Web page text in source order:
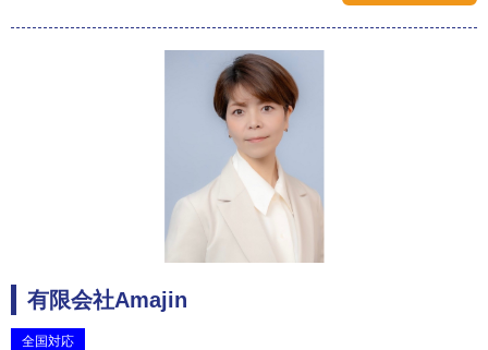
有限会社Amajin
全国対応